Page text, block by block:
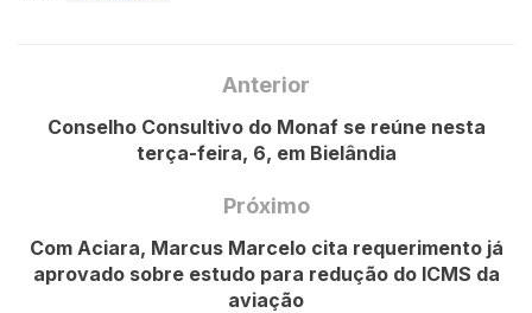
Anterior
Conselho Consultivo do Monaf se reúne nesta
terça-feira, 6, em Bielândia
Próximo
Com Aciara, Marcus Marcelo cita requerimento já
aprovado sobre estudo para redução do ICMS da
aviação